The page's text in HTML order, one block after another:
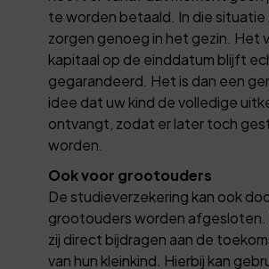
te worden betaald. In die situatie
zorgen genoeg in het gezin. Het
kapitaal op de einddatum blijft
gegarandeerd. Het is dan een
idee dat uw kind de volledige
ontvangt, zodat er later toch
worden.
Ook voor grootouders
De studieverzekering kan ook
grootouders worden afgesloten.
zij direct bijdragen aan de
van hun kleinkind. Hierbij kan